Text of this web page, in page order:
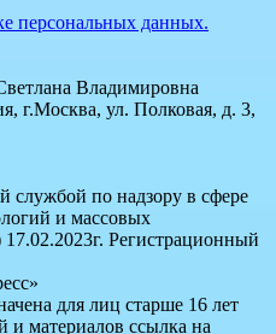
персональных данных.
Владимировна
г.Москва, ул. Полковая, д. 3,
службой по надзору в сфере
и массовых
Регистрационный
для лиц старше 16 лет
материалов ссылка на